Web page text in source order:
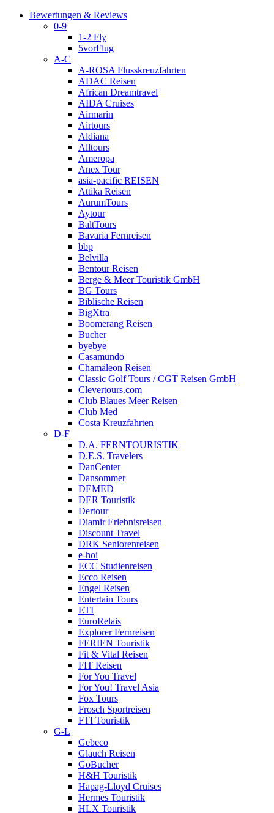
Bewertungen & Reviews
0-9
1-2 Fly
5vorFlug
A-C
A-ROSA Flusskreuzfahrten
ADAC Reisen
African Dreamtravel
AIDA Cruises
Airmarin
Airtours
Aldiana
Alltours
Ameropa
Anex Tour
asia-pacific REISEN
Attika Reisen
AurumTours
Aytour
BaltTours
Bavaria Fernreisen
bbp
Belvilla
Bentour Reisen
Berge & Meer Touristik GmbH
BG Tours
Biblische Reisen
BigXtra
Boomerang Reisen
Bucher
byebye
Casamundo
Chamäleon Reisen
Classic Golf Tours / CGT Reisen GmbH
Clevertours.com
Club Blaues Meer Reisen
Club Med
Costa Kreuzfahrten
D-F
D.A. FERNTOURISTIK
D.E.S. Travelers
DanCenter
Dansommer
DEMED
DER Touristik
Dertour
Diamir Erlebnisreisen
Discount Travel
DRK Seniorenreisen
e-hoi
ECC Studienreisen
Ecco Reisen
Engel Reisen
Entertain Tours
ETI
EuroRelais
Explorer Fernreisen
FERIEN Touristik
Fit & Vital Reisen
FIT Reisen
For You Travel
For You! Travel Asia
Fox Tours
Frosch Sportreisen
FTI Touristik
G-L
Gebeco
Glauch Reisen
GoBucher
H&H Touristik
Hapag-Lloyd Cruises
Hermes Touristik
HLX Touristik